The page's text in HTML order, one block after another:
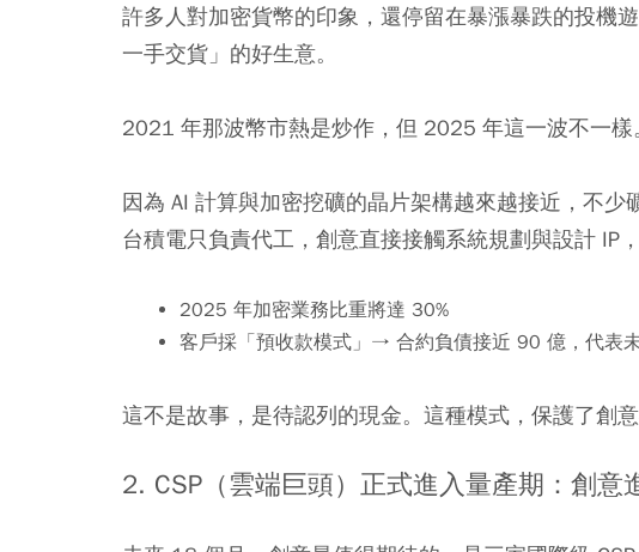
許多人對加密貨幣的印象，還停留在暴漲暴跌的投機
一手交貨」的好生意。
2021 年那波幣市熱是炒作，但 2025 年這一波不一樣
因為 AI 計算與加密挖礦的晶片架構越來越接近，不少
台積電只負責代工，創意直接接觸系統規劃與設計 IP，
2025 年加密業務比重將達 30%
客戶採「預收款模式」→ 合約負債接近 90 億，代表
這不是故事，是待認列的現金。這種模式，保護了創
2. CSP（雲端巨頭）正式進入量產期：創意